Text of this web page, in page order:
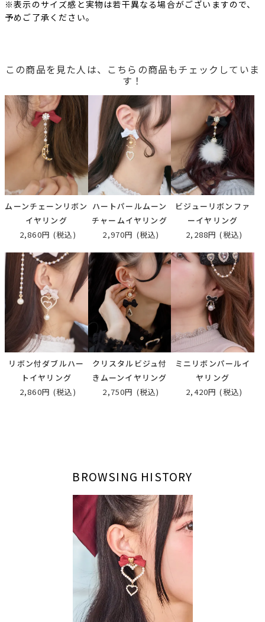
※表示のサイズ感と実物は若干異なる場合がございますので、
予めご了承ください。
この商品を見た人は、こちらの商品もチェックしていま
す！
ムーンチェーンリボン
イヤリング
2,860円 (税込)
ハートパールムーン
チャームイヤリング
2,970円 (税込)
ビジューリボンファ
ーイヤリング
2,288円 (税込)
リボン付ダブルハー
トイヤリング
2,860円 (税込)
クリスタルビジュ付
きムーンイヤリング
2,750円 (税込)
ミニリボンパールイ
ヤリング
2,420円 (税込)
BROWSING HISTORY